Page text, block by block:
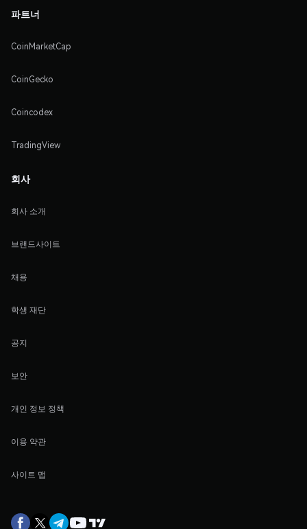
파트너
CoinMarketCap
CoinGecko
Coincodex
TradingView
회사
회사 소개
브랜드사이트
채용
학생 재단
공지
보안
개인 정보 정책
이용 약관
사이트 맵